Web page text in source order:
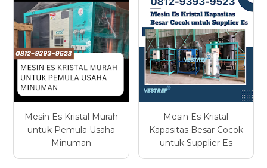
Mesin Es Kristal Murah
untuk Pemula Usaha
Minuman
Mesin Es Kristal
Kapasitas Besar Cocok
untuk Supplier Es